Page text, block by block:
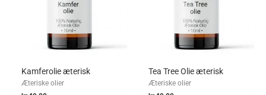
Kamferolie æterisk
Æteriske olier
Tea Tree Olie æterisk
Æteriske olier